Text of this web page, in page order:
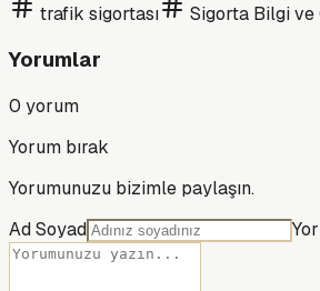
trafik sigortası Sigorta Bilgi
Yorumlar
0 yorum
Yorum bırak
Yorumunuzu bizimle paylaşın.
Ad Soyad